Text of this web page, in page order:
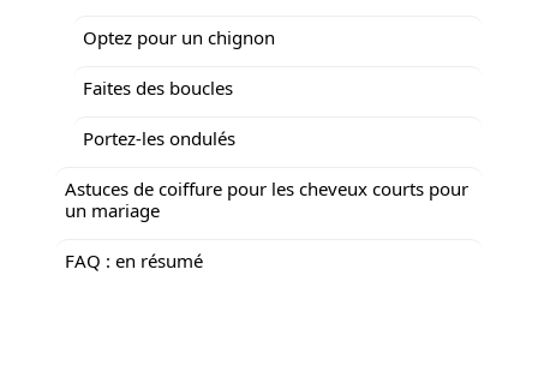
Optez pour un chignon
Faites des boucles
Portez-les ondulés
Astuces de coiffure pour les cheveux courts pour
un mariage
FAQ : en résumé